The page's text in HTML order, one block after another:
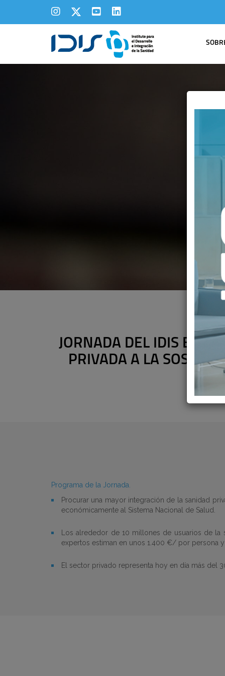
JORNADA DEL IDIS EN
PRIVADA A LA
Programa de la Jornada.
Procurar una mayor integración de la sanidad
económicamente al Sistema Nacional de Salud.
Los alrededor de 10 millones de usuarios de
expertos estiman en unos 1.400 €/ por persona y
El sector privado representa hoy en día más del